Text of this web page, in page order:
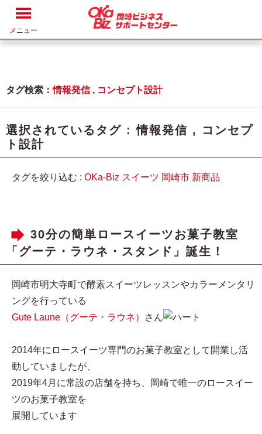
メニュー
タグ検索：情報発信, コンセプト設計
選択されているタグ :情報発信 ,
コンセプ
ト設計
タグを絞り込む : OKa-Biz スイーツ 岡崎市 新商品
30分の簡単ロースイーツお菓子教室
「グーテ・ラウネ・スタンド」誕生！
岡崎市明大寺町で酵素スイーツレッスンやカラーメンタリ
ングを行っている
Gute Laune（グーテ・ラウネ）
さん
2014年にロースイーツ専門のお菓子教室として開業し活
動していましたが、
2019年4月に常設の店舗を持ち、岡崎で唯一のロースイー
ツのお菓子教室を
展開しています